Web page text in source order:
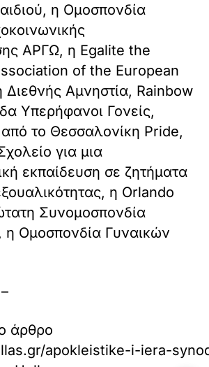
η Ομοσπονδία
ΑΡΓΩ, η Εgalite the
of the European
Αμνηστία, Rainbow
Υπερήφανοι Γονείς,
τo Θεσσαλονίκη Pride,
για μια
εκπαίδευση σε ζητήματα
η Orlando
Συνομοσπονδία
Ομοσπονδία Γυναικών
άρθρο
apokleistike-i-iera-